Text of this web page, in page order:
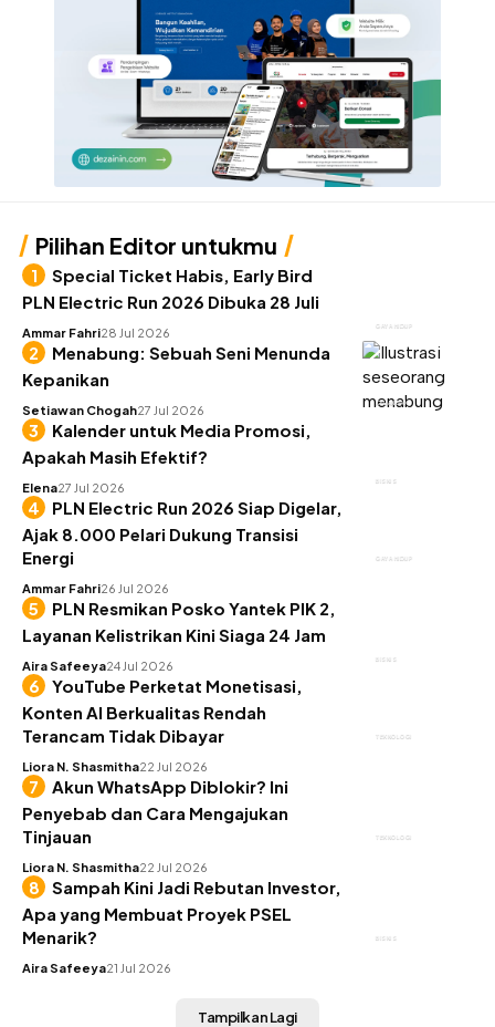
Pilihan Editor untukmu
GAYA HIDUP
Special Ticket Habis, Early Bird
PLN Electric Run 2026 Dibuka 28 Juli
Ammar Fahri28 Jul 2026
KEUANGAN
Menabung: Sebuah Seni Menunda
Kepanikan
Setiawan Chogah27 Jul 2026
BISNIS
Kalender untuk Media Promosi,
Apakah Masih Efektif?
Elena27 Jul 2026
GAYA HIDUP
PLN Electric Run 2026 Siap Digelar,
Ajak 8.000 Pelari Dukung Transisi
Energi
Ammar Fahri26 Jul 2026
BISNIS
PLN Resmikan Posko Yantek PIK 2,
Layanan Kelistrikan Kini Siaga 24 Jam
Aira Safeeya24 Jul 2026
TEKNOLOGI
YouTube Perketat Monetisasi,
Konten AI Berkualitas Rendah
Terancam Tidak Dibayar
Liora N. Shasmitha22 Jul 2026
TEKNOLOGI
Akun WhatsApp Diblokir? Ini
Penyebab dan Cara Mengajukan
Tinjauan
Liora N. Shasmitha22 Jul 2026
BISNIS
Sampah Kini Jadi Rebutan Investor,
Apa yang Membuat Proyek PSEL
Menarik?
Aira Safeeya21 Jul 2026
Tampilkan Lagi